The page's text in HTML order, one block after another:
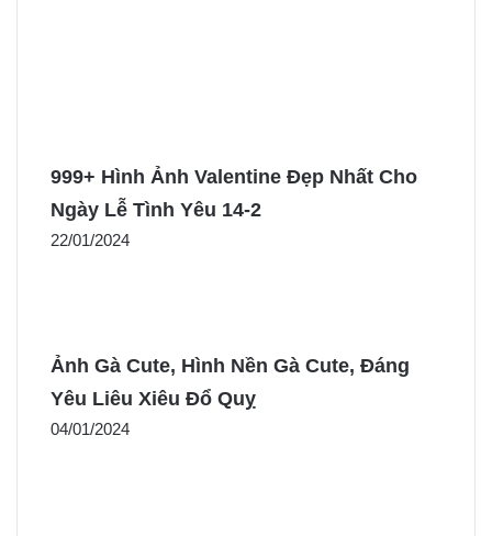
999+ Hình Ảnh Valentine Đẹp Nhất Cho
Ngày Lễ Tình Yêu 14-2
22/01/2024
Ảnh Gà Cute, Hình Nền Gà Cute, Đáng
Yêu Liêu Xiêu Đổ Quỵ
04/01/2024